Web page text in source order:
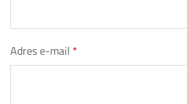
Adres e-mail *